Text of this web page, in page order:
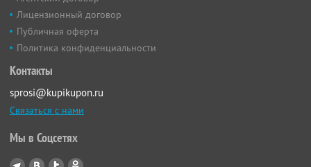
Лицензионный договор
Публичная оферта
Политика конфиденциальности
Контакты
sprosi@kupikupon.ru
Связаться с нами
Мы в Соцсетях